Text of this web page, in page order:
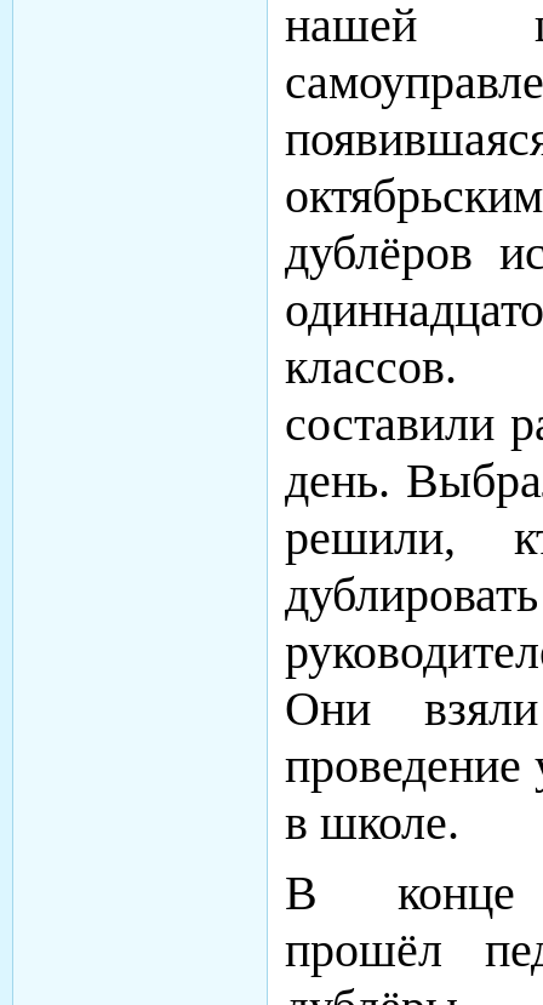
нашей
дублёров
классов.
составили
день.
решили,
Они взяли
проведение
в школе.
В конце
прошёл